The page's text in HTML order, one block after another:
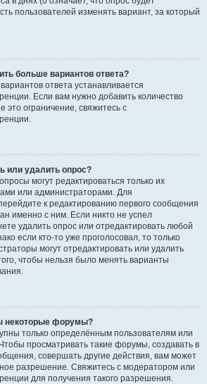
пользователей изменять вариант, за который
больше вариантов ответа?
ответа устанавливается
Если вам нужно добавить количество
ограничение, свяжитесь с
или удалить опрос?
могут редактироваться только их
или администраторами. Для
к редактированию первого сообщения
именно с ним. Если никто не успел
удалить опрос или отредактировать любой
если кто-то уже проголосовал, то только
могут отредактировать или удалить
чтобы нельзя было менять варианты
некоторые форумы?
только определённым пользователям или
просматривать такие форумы, создавать в
совершать другие действия, вам может
разрешение. Свяжитесь с модератором или
для получения такого разрешения.